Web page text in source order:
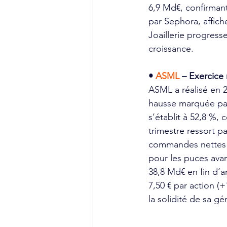
6,9 Md€,
par Sephora,
Joaillerie
croissance.
• ASML –
ASML a réalisé en
hausse marquée
s’établit à 52,8
trimestre ressort
commandes
pour les puces
38,8 Md€ en fin
7,50 € par action
la solidité de sa